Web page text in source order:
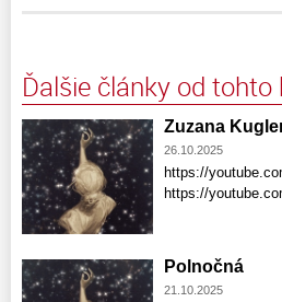
Ďalšie články od tohto
Zuzana
26.10.2025
https://
https://
Polnočná
21.10.2025